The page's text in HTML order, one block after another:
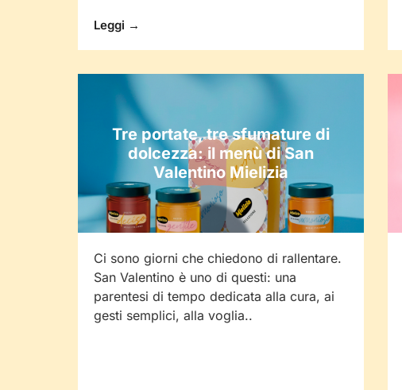
Leggi →
Tre portate, tre sfumature di
dolcezza: il menù di San
Valentino Mielizia
Ci sono giorni che chiedono di rallentare.
San Valentino è uno di questi: una
parentesi di tempo dedicata alla cura, ai
gesti semplici, alla voglia..